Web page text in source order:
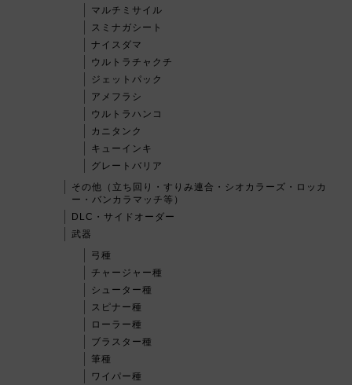
マルチミサイル
スミナガシート
ナイスダマ
ウルトラチャクチ
ジェットパック
アメフラシ
ウルトラハンコ
カニタンク
キューインキ
グレートバリア
その他（立ち回り・すりみ連合・シオカラーズ・ロッカ
ー・バンカラマッチ等）
DLC・サイドオーダー
武器
弓種
チャージャー種
シューター種
スピナー種
ローラー種
ブラスター種
筆種
ワイパー種